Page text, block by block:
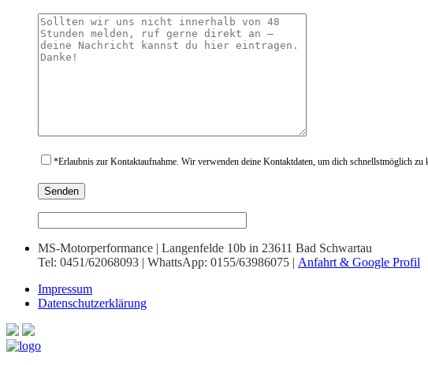
*Erlaubnis zur Kontaktaufnahme. Wir verwenden deine Kontaktdaten, um dich schnellstmöglich
MS-Motorperformance | Langenfelde 10b in 23611 Bad Schwartau
Tel: 0451/62068093 | WhattsApp: 0155/63986075 | Anfahrt & Google Profil
Impressum
Datenschutzerklärung